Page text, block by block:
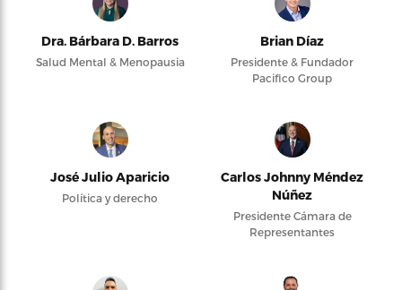
Dra. Bárbara D. Barros
Salud Mental & Menopausia
Brian Díaz
Presidente & Fundador
Pacifico Group
José Julio Aparicio
Política y derecho
Carlos Johnny Méndez
Núñez
Presidente Cámara de
Representantes